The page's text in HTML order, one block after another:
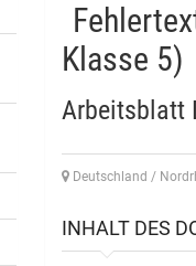
Klasse 5)
Arbeitsblatt
Deutschland /
INHALT DES